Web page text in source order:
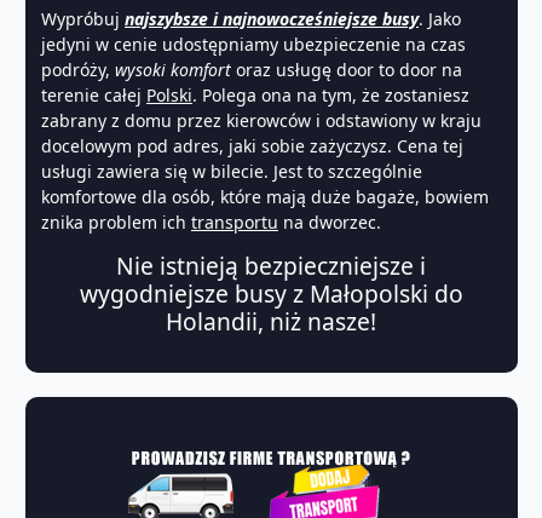
Wypróbuj najszybsze i najnowocześniejsze busy. Jako
jedyni w cenie udostępniamy ubezpieczenie na czas
podróży, wysoki komfort oraz usługę door to door na
terenie całej Polski. Polega ona na tym, że zostaniesz
zabrany z domu przez kierowców i odstawiony w kraju
docelowym pod adres, jaki sobie zażyczysz. Cena tej
usługi zawiera się w bilecie. Jest to szczególnie
komfortowe dla osób, które mają duże bagaże, bowiem
znika problem ich transportu na dworzec.
Nie istnieją bezpieczniejsze i
wygodniejsze busy z Małopolski do
Holandii, niż nasze!